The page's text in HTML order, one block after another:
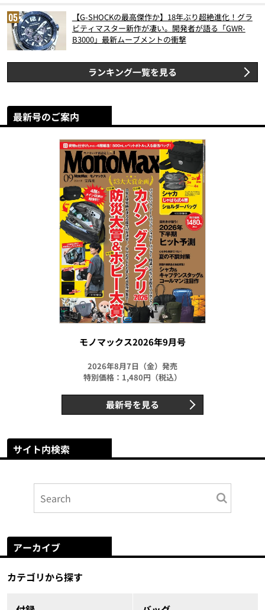
【G-SHOCKの最高傑作か】18年ぶり超絶進化！グラ
ビティマスター新作が凄い。開発者が語る「GWR-
B3000」最新ムーブメントの衝撃
ランキング一覧を見る
最新号のご案内
モノマックス2026年9月号
2026年8月7日（金）発売
特別価格：1,480円（税込）
最新号を見る
サイト内検索
アーカイブ
カテゴリから探す